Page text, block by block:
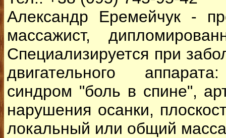
Александр Еремейчук
-
массажист,
Специализируется при
двигательного
синдром "боль в спине",
нарушения осанки,
локальный или общий